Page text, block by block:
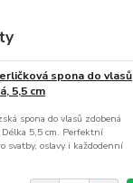
spona do vlasů
5,5 cm
spona do vlasů zdobená
5,5 cm. Perfektní
svatby, oslavy i každodenní